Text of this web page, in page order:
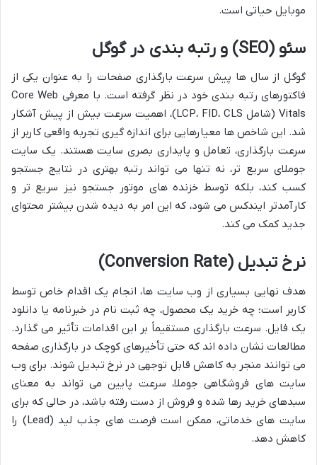
موبایل حیاتی است.
سئو (SEO) و رتبه بندی در گوگل
گوگل از سال ها پیش سرعت بارگذاری صفحات را به عنوان یکی از
فاکتورهای رتبه بندی خود در نظر گرفته است. با معرفی Core Web
Vitals (شامل LCP، FID، CLS)، اهمیت سرعت بیش از پیش آشکار
شد. این شاخص ها معیارهایی برای اندازه گیری تجربه واقعی کاربر از
سرعت بارگذاری، تعامل و پایداری بصری سایت هستند. یک سایت
جوملای سریع تر، نه تنها می تواند رتبه بهتری در نتایج جستجو
کسب کند، بلکه توسط خزنده های موتور جستجو نیز سریع تر و
کارآمدتر ایندکس می شود، که این امر به دیده شدن بیشتر محتوای
جدید کمک می کند.
نرخ تبدیل (Conversion Rate)
هدف نهایی بسیاری از وب سایت ها، انجام یک اقدام خاص توسط
کاربر است؛ چه خرید یک محصول، چه ثبت نام در خبرنامه یا دانلود
یک فایل. سرعت بارگذاری مستقیماً بر این اقدامات تأثیر می گذارد.
مطالعات نشان داده اند که حتی تأخیرهای کوچک در بارگذاری صفحه
می توانند منجر به کاهش قابل توجهی در نرخ تبدیل شوند. برای وب
سایت های فروشگاهی جوملا، سرعت پایین می تواند به معنای
سبدهای خرید رها شده و فروش از دست رفته باشد، در حالی که برای
سایت های خدماتی، ممکن است فرصت های جذب لید (Lead) را
کاهش دهد.